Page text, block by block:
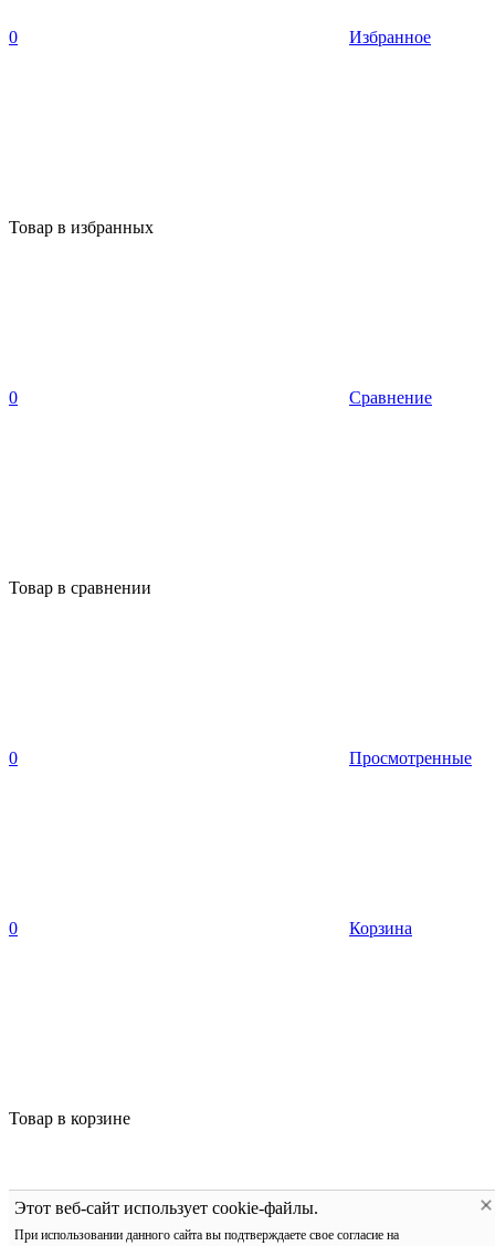
Этот веб-сайт использует cookie-файлы.
При использовании данного сайта вы подтверждаете свое согласие на
0 Избранное
Товар в избранных
0 Сравнение
Товар в сравнении
0 Просмотренные
0 Корзина
Товар в корзине